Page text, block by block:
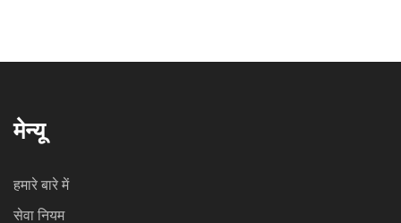
मेन्यू
हमारे बारे में
सेवा नियम